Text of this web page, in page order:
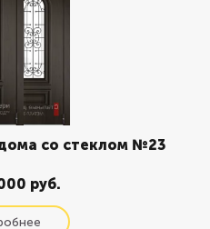
со стеклом №23
руб.